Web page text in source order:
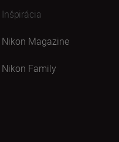
Inšpirácia
Nikon Magazine
Nikon Family